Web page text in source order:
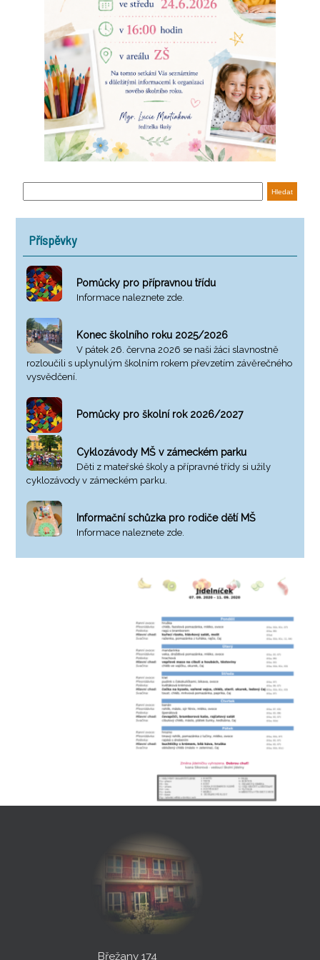
Příspěvky
Pomůcky pro přípravnou třídu
Informace naleznete zde.
Konec školního roku 2025/2026
V pátek 26. června 2026 se naši žáci slavnostně
rozloučili s uplynulým školním rokem převzetím závěrečného
vysvědčení.
Pomůcky pro školní rok 2026/2027
Cyklozávody MŠ v zámeckém parku
Děti z mateřské školy a přípravné třídy si užily
cyklozávody v zámeckém parku.
Informační schůzka pro rodiče dětí MŠ
Informace naleznete zde.
Břežany 174